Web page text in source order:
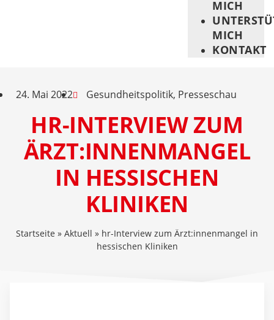
MICH
MICH
KONTAKT
24. Mai 2022 Gesundheitspolitik, Presseschau
HR-INTERVIEW ZUM
ÄRZT:INNENMANGEL
IN HESSISCHEN
KLINIKEN
Startseite » Aktuell » hr-Interview zum Ärzt:innenmangel in
hessischen Kliniken